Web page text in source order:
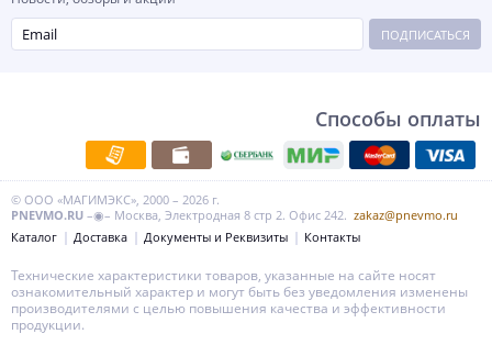
ПОДПИСАТЬСЯ
Способы оплаты
© ООО «МАГИМЭКС», 2000 – 2026 г.
PNEVMO.RU –◉– Москва, Электродная 8 стр 2. Офис 242. zakaz@pnevmo.ru
Каталог
Доставка Документы и Реквизиты Контакты
Технические характеристики товаров, указанные на сайте носят
ознакомительный характер и могут быть без уведомления изменены
производителями с целью повышения качества и эффективности
продукции.